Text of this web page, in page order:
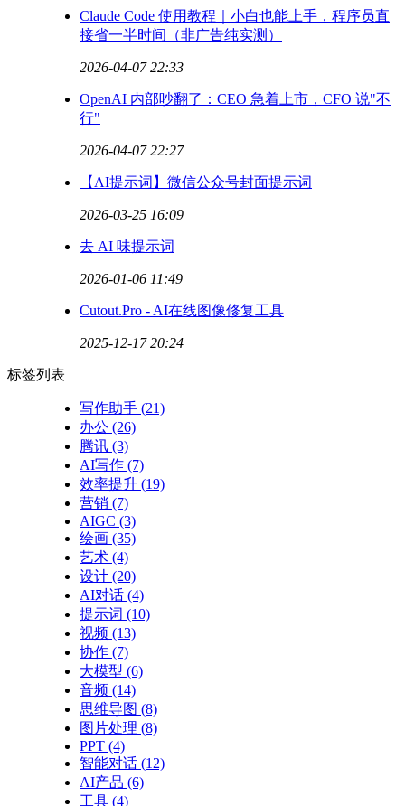
Claude Code 使用教程｜小白也能上手，程序员直
接省一半时间（非广告纯实测）
2026-04-07 22:33
OpenAI 内部吵翻了：CEO 急着上市，CFO 说"不
行"
2026-04-07 22:27
【AI提示词】微信公众号封面提示词
2026-03-25 16:09
去 AI 味提示词
2026-01-06 11:49
Cutout.Pro - AI在线图像修复工具
2025-12-17 20:24
标签列表
写作助手 (21)
办公 (26)
腾讯 (3)
AI写作 (7)
效率提升 (19)
营销 (7)
AIGC (3)
绘画 (35)
艺术 (4)
设计 (20)
AI对话 (4)
提示词 (10)
视频 (13)
协作 (7)
大模型 (6)
音频 (14)
思维导图 (8)
图片处理 (8)
PPT (4)
智能对话 (12)
AI产品 (6)
工具 (4)